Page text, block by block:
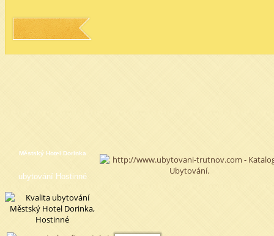
Městský Hotel Dorinka
ubytování Hostinné